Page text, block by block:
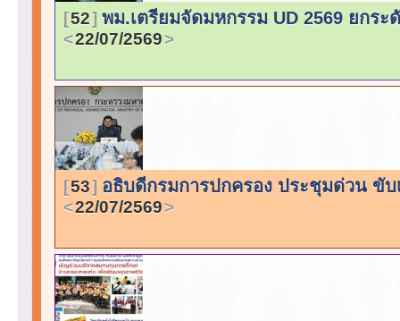
52 พม.เตรียมจัดมหกรรม UD 2569 ยกร
22/07/2569
53 อธิบดีกรมการปกครอง ประชุมด่วน ขั
22/07/2569